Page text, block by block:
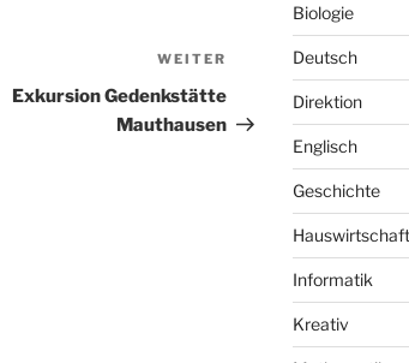
Nächster
Beitrag
WEITER
Exkursion Gedenkstätte
Mauthausen
Biologie
Deutsch
Direktion
Englisch
Geschichte
Hauswirtschaft
Informatik
Kreativ